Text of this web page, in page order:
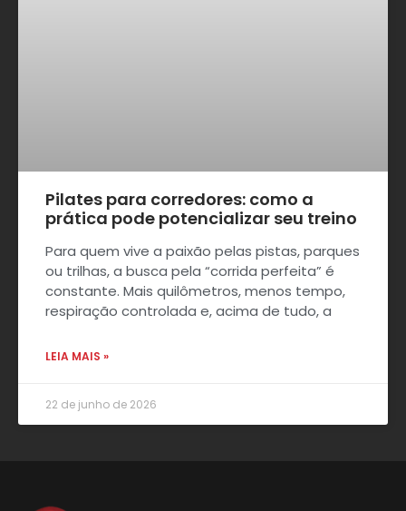
Pilates para corredores: como a
prática pode potencializar seu treino
Para quem vive a paixão pelas pistas, parques
ou trilhas, a busca pela “corrida perfeita” é
constante. Mais quilômetros, menos tempo,
respiração controlada e, acima de tudo, a
LEIA MAIS »
22 de junho de 2026